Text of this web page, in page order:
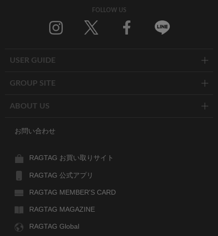
FOLLOW US
USER GUIDE
GROUP SITE
ABOUT US
お問い合わせ
RAGTAG お買い取りサイト
RAGTAG 公式アプリ
RAGTAG MEMBER'S CARD
RAGTAG MAGAZINE
RAGTAG Global